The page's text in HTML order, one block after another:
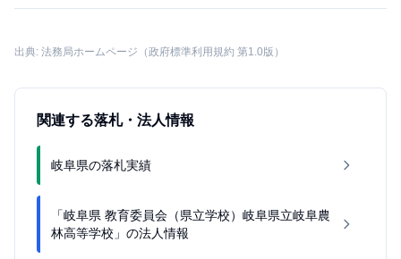
出典: 法務局ホームページ（政府標準利用規約 第1.0版）
関連する落札・法人情報
岐阜県の落札実績
「岐阜県 教育委員会（県立学校）岐阜県立岐阜農
林高等学校」の法人情報